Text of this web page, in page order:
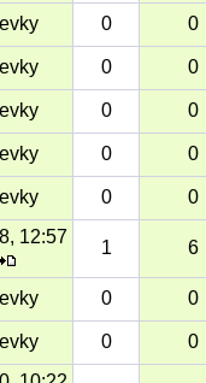
0
0
0
0
0
0
0
0
0 0
12:57
1 6
0
0
0 0